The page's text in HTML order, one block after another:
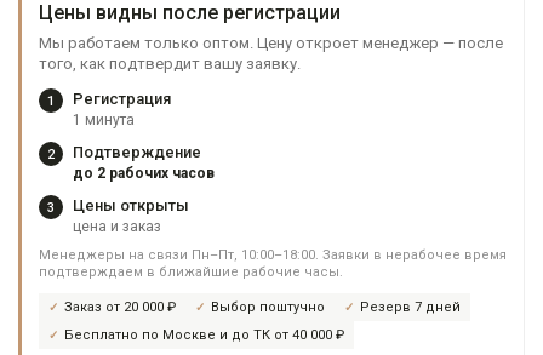
Цены видны после регистрации
Мы работаем только оптом. Цену откроет менеджер — после
того, как подтвердит вашу заявку.
1 Регистрация
1 минута
2 Подтверждение
до 2 рабочих часов
3 Цены открыты
цена и заказ
Менеджеры на связи Пн–Пт, 10:00–18:00. Заявки в нерабочее время
подтверждаем в ближайшие рабочие часы.
Заказ от 20 000 ₽ Выбор поштучно
Резерв 7 дней
Бесплатно по Москве и до ТК от 40 000 ₽